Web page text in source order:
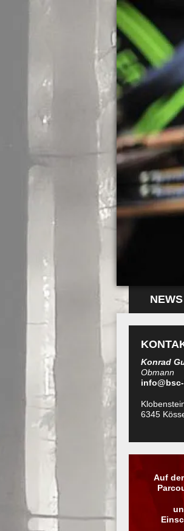
NEWS
Konrad
Obmann
6345
Auf